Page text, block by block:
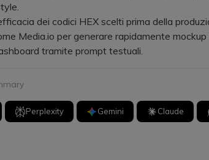
dei codici HEX scelti prima della
Media.io per generare rapidamente
tramite prompt testuali.
Perplexity Gemini Claude